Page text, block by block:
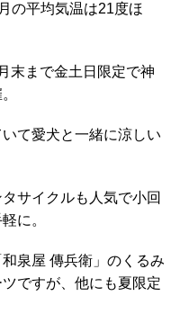
の平均気温は21度ほ
末まで金土日限定で神
て愛犬と一緒に涼しい
サイクルも人気で小回
に。
泉屋 傳兵衛」のくるみ
ですが、他にも夏限定